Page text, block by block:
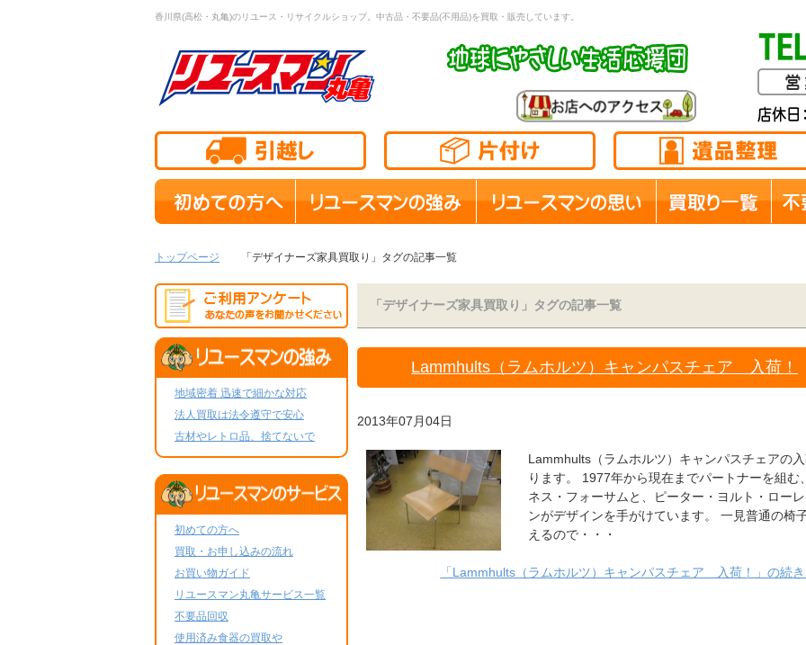
香川県(高松・丸亀)のリユース・リサイクルショップ。中古品・不要品(不用品)を買取・販売しています。
トップページ 「デザイナーズ家具買取り」タグの記事一覧
「デザイナーズ家具買取り」タグの記事一覧
Lammhults（ラムホルツ）キャンパスチェア 入荷！
2013年07月04日
Lammhults（ラムホルツ）キャンパスチェアの
ります。 1977年から現在までパートナーを組む
ネス・フォーサムと、ピーター・ヨルト・ローレ
ンがデザインを手がけています。 一見普通の椅
えるので・・・
「Lammhults（ラムホルツ）キャンパスチェア 入荷！」の続
地域密着 迅速で細かな対応
法人買取は法令遵守で安心
古材やレトロ品、捨てないで
初めての方へ
買取・お申し込みの流れ
お買い物ガイド
リユースマン丸亀サービス一覧
不要品回収
使用済み食器の買取や